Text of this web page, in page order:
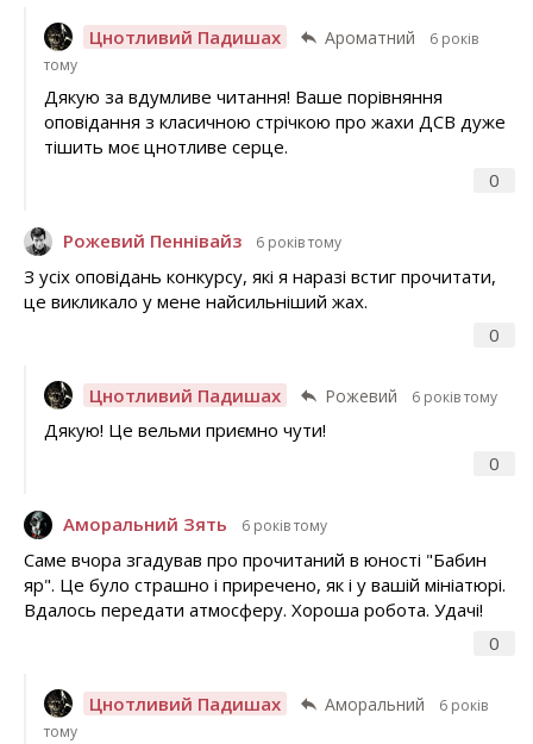
Цнотливий Падишах Ароматний
6 років
тому
0
Дякую за вдумливе читання! Ваше порівняння
оповідання з класичною стрічкою про жахи ДСВ дуже
тішить моє цнотливе серце.
Рожевий Пеннівайз 6 років тому
0
З усіх оповідань конкурсу, які я наразі встиг прочитати,
це викликало у мене найсильніший жах.
Цнотливий Падишах Рожевий 6 років тому
0
Дякую! Це вельми приємно чути!
Аморальний Зять 6 років тому
0
Саме вчора згадував про прочитаний в юності "Бабин
яр". Це було страшно і приречено, як і у вашій мініатюрі.
Вдалось передати атмосферу. Хороша робота. Удачі!
Цнотливий Падишах Аморальний
6 років
тому